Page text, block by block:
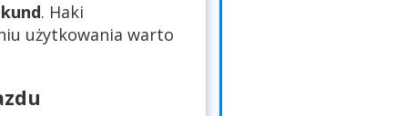
. Haki
użytkowania warto